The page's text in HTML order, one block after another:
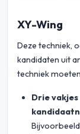
XY-Wing
Deze techniek,
kandidaten uit
techniek
Drie